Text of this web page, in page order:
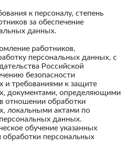
к персоналу, степень
за обеспечение
данных.
работников,
персональных данных, с
Российской
безопасности
и требованиями к защите
документами, определяющими
отношении обработки
локальными актами по
данных.
обучение указанных
обработки персональных